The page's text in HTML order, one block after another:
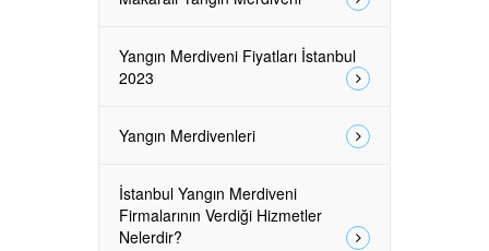
Yangın Merdiveni Fiyatları İstanbul
2023
Yangın Merdivenleri
İstanbul Yangın Merdiveni
Firmalarının Verdiği Hizmetler
Nelerdir?